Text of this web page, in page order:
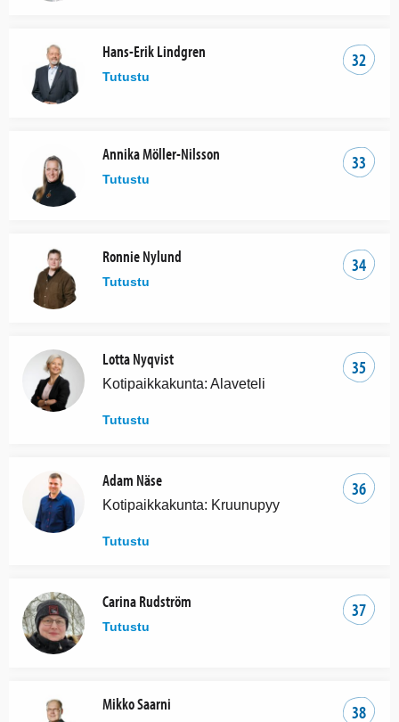
32
Hans-Erik Lindgren
Tutustu
33
Annika Möller-Nilsson
Tutustu
34
Ronnie Nylund
Tutustu
35
Lotta Nyqvist
Kotipaikkakunta: Alaveteli
Tutustu
36
Adam Näse
Kotipaikkakunta: Kruunupyy
Tutustu
37
Carina Rudström
Tutustu
38
Mikko Saarni